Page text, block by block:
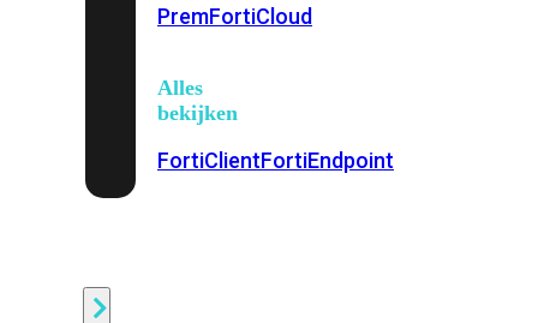
PremFortiCloud
Alles
bekijken
FortiClientFortiEndpoint